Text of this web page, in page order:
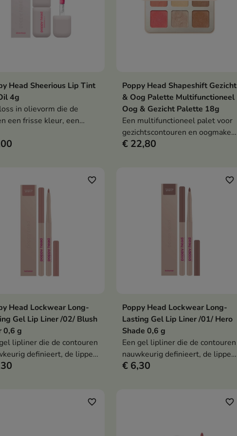
 In winkelwagen
Head Sheerious Lip Tint
4g
in olievorm die de
een frisse kleur, een
effect geeft.
 In winkelwagen
Poppy Head Shapeshift Gezicht
& Oog Palette Multifunctioneel
Oog & Gezicht Palette 18g
Een multifunctioneel palet voor
gezichtscontouren en oogmake-
up waarmee je de teint kunt
€ 22,80
 In winkelwagen
favorite_border
Head Lockwear Long-
Gel Lip Liner /02/ Blush
0,6 g
lipliner die de contouren
definieert, de lippen
en een langdurig
 In winkelwagen
favorite_border
Poppy Head Lockwear Long-
Lasting Gel Lip Liner /01/ Hero
Shade 0,6 g
Een gel lipliner die de contouren
nauwkeurig definieert, de lippen
vormgeeft en een langdurig
€ 6,30
favorite_border favorite_border